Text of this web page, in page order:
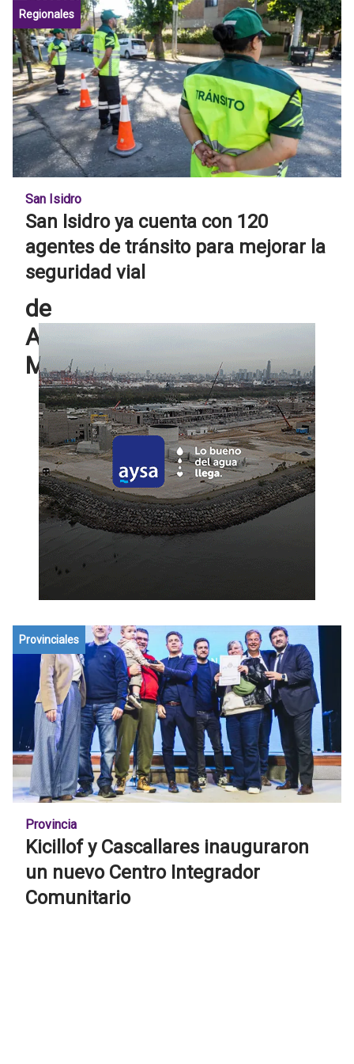
8
de
noviembre
avanza
con
la
segunda
etapa
de
renovación
del
Centro
Recreativo
de
Adultos
Mayores
Regionales
San Isidro
San Isidro ya cuenta con 120
agentes de tránsito para mejorar la
seguridad vial
Provinciales
Provincia
Kicillof y Cascallares inauguraron
un nuevo Centro Integrador
Comunitario